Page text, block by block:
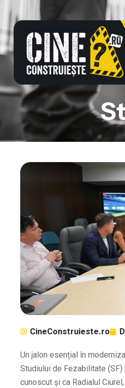
CineConstruieste.ro
Un jalon esențial în
Studiului de Fezabilitate
cunoscut și ca Radialul